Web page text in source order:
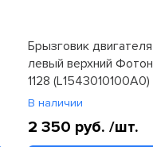
Брызговик двигателя
левый верхний Фотон
1128 (L1543010100A0)
В наличии
2 350 руб./шт.